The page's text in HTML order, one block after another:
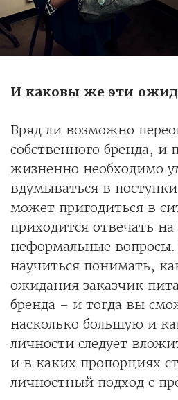
И каковы же эти
Вряд ли возможно
собственного бренда, и
жизненно необходимо
вдумываться в
может пригодиться в
приходится отвечать
неформальные
научиться понимать,
ожидания заказчик
бренда – и тогда вы
насколько большую и
личности следует
и в каких пропорциях
личностный подход с